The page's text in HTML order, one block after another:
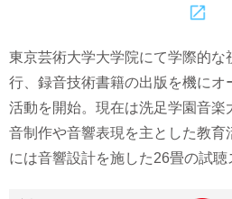
東京芸術大学大学院にて学際的な
行、録音技術書籍の出版を機にオ
活動を開始。現在は洗足学園音楽
音制作や音響表現を主とした教育
には音響設計を施した26畳の試聴